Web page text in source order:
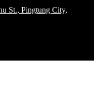
St., Pingtung City,